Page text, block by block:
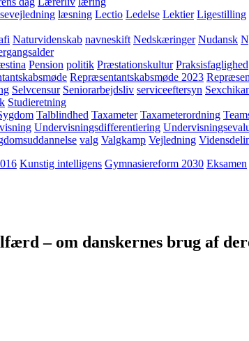
læsning Lectio Ledelse Lektier Ligestilling
Naturvidenskab navneskift Nedskæringer Nudansk
Pension politik Præstationskultur Praksisfaglighed
Repræsentantskabsmøde 2023
Selvcensur Seniorarbejdsliv serviceeftersyn
Studieretning
Talblindhed Taxameter Taxameterordning
Undervisningsdifferentiering
valg Valgkamp Vejledning
Kunstig intelligens Gymnasiereform 2030 Eksamen
– om danskernes brug af